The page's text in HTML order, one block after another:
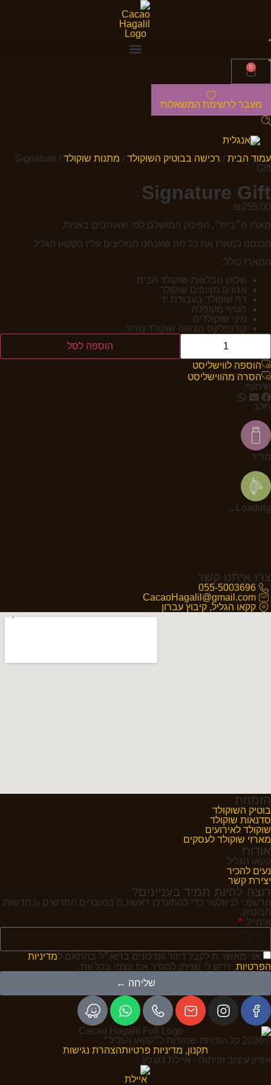
0
מעבר לרשימת המשאלות
עמוד הבית / רכישה בבוטיק השוקולד / מתנות שוקולד
/ Signature
Gift
Signature Gift
₪255.00
מארז ה״בית״, הפינוק המושלם למי שאוהבים באמת.
הכנסנו למארז את כל מה שאנחנו ממליצים עליו בקקאו הגליל
המארז כולל:
שלוש טבלאות שוקולד הבית
אגוזים מצופים שוקולד
דף שוקולד בעבודת יד
חטיף מקופלת
מיני שוקולדים
קורנפלקס מצופה שוקולד מריר
הוספה לסל
הוספה לווישליסט
הסרה מהווישליסט
שיתוף:
חלב
מריר
Loading...
צרו איתנו קשר
055-5003696
CacaoHagalil@gmail.com
קקאו הגליל, קיבוץ עברון
הזמנות
בוטיק השוקולד
סדנאות שוקולד
שוקולד לאירועים
מארזי שוקולד לעסקים
אודות
קקאו הגליל
נעים להכיר
יצירת קשר
רוצה להיות תמיד בעניינים?
הרשמ.י לניוזלטר כדי להתעדכן ראשונ.ה במוצרים החדשים ובחדשות
הבוטיק.
אימייל
אני מאשר.ת לקבל דיוור ועדכונים בדוא״ל בהתאם למדיניות
הפרטיות, וידוע לי שניתן להסיר את עצמי בכל עת.
שליחה ←
©2026 כל הזכויות שמורות ל״קקאו הגליל״
תקנון, מדיניות פרטיותהצהרת נגישות
אפיון עיצוב ופיתוח - איילת דגן כץ